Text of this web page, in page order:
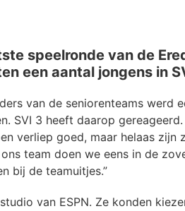
speelronde van de
een aantal jongens in
van de seniorenteams werd
SVI 3 heeft daarop
verliep goed, maar helaas
team doen we eens in de
bij de teamuitjes.”
van ESPN. Ze konden